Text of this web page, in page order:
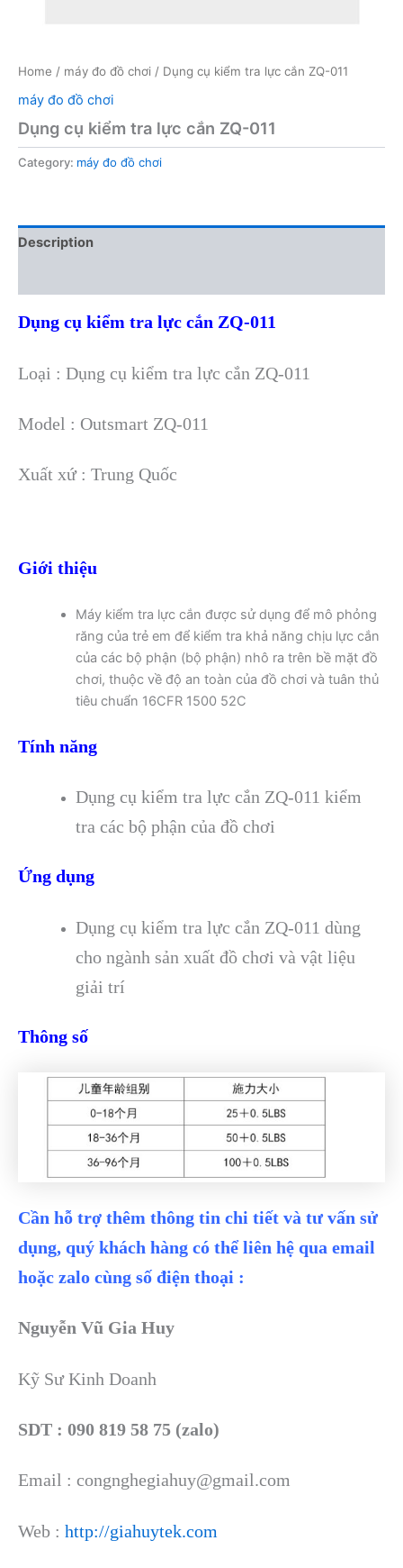
Home / máy đo đồ chơi / Dụng cụ kiểm tra lực cắn ZQ-011
máy đo đồ chơi
Dụng cụ kiểm tra lực cắn ZQ-011
Category: máy đo đồ chơi
Description
Dụng cụ kiểm tra lực cắn ZQ-011
Loại : Dụng cụ kiểm tra lực cắn ZQ-011
Model : Outsmart ZQ-011
Xuất xứ : Trung Quốc
Giới thiệu
Máy kiểm tra lực cắn được sử dụng để mô phỏng
răng của trẻ em để kiểm tra khả năng chịu lực cắn
của các bộ phận (bộ phận) nhô ra trên bề mặt đồ
chơi, thuộc về độ an toàn của đồ chơi và tuân thủ
tiêu chuẩn 16CFR 1500 52C
Tính năng
Dụng cụ kiểm tra lực cắn ZQ-011 kiểm
tra các bộ phận của đồ chơi
Ứng dụng
Dụng cụ kiểm tra lực cắn ZQ-011 dùng
cho ngành sản xuất đồ chơi và vật liệu
giải trí
Thông số
Cần hỗ trợ thêm thông tin chi tiết và tư vấn sử
dụng, quý khách hàng có thể liên hệ qua email
hoặc zalo cùng số điện thoại :
Nguyễn Vũ Gia Huy
Kỹ Sư Kinh Doanh
SDT : 090 819 58 75 (zalo)
Email : congnghegiahuy@gmail.com
Web : http://giahuytek.com